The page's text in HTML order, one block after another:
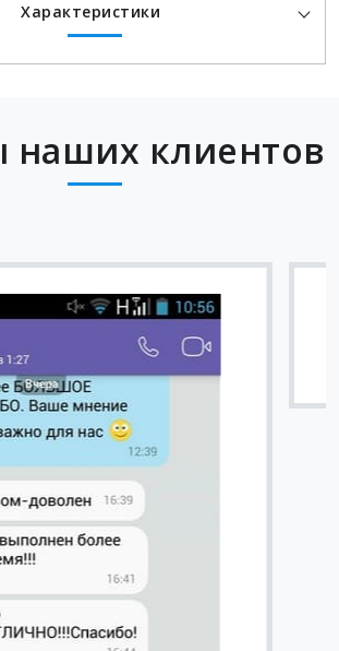
Характеристики
наших клиентов
Вячеслав